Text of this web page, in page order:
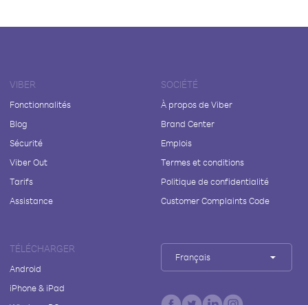
VIBER
Fonctionnalités
Blog
Sécurité
Viber Out
Tarifs
Assistance
SOCIÉTÉ
À propos de Viber
Brand Center
Emplois
Termes et conditions
Politique de confidentialité
Customer Complaints Code
TÉLÉCHARGER
Android
iPhone & iPad
Français